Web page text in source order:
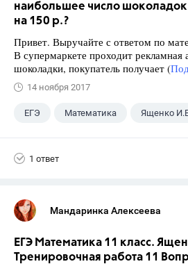
наибольшее число
на 150 р.?
Привет. Выручайте с ответом по
В супермаркете проходит рекламная
шоколадки, покупатель получает (
14 ноября 2017
ЕГЭ Математика Ященко
1 ответ
Мандаринка Алексеева
ЕГЭ Математика 11 класс.
Тренировочная работа 11